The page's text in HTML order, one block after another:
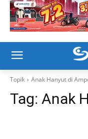
Topik Anak Hanyut di
Tag: Anak